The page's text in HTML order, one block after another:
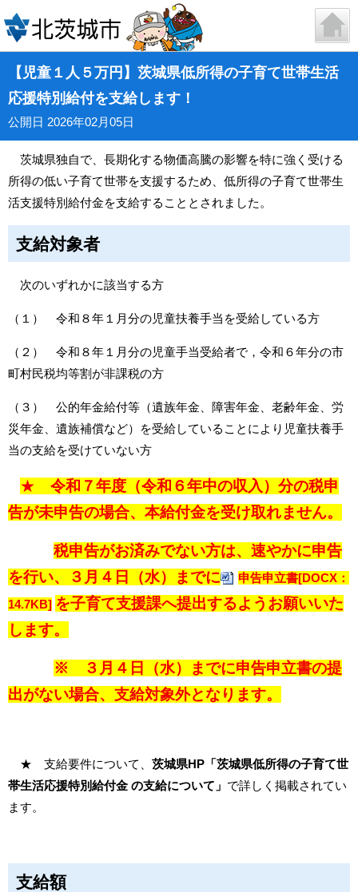
【児童１人５万円】茨城県低所得の子育て世帯生活
応援特別給付を支給します！
公開日 2026年02月05日
茨城県独自で、長期化する物価高騰の影響を特に強く受ける
所得の低い子育て世帯を支援するため、低所得の子育て世帯生
活支援特別給付金を支給することとされました。
支給対象者
次のいずれかに該当する方
（１） 令和８年１月分の児童扶養手当を受給している方
（２） 令和８年１月分の児童手当受給者で，令和６年分の市
町村民税均等割が非課税の方
（３） 公的年金給付等（遺族年金、障害年金、老齢年金、労
災年金、遺族補償など）を受給していることにより児童扶養手
当の支給を受けていない方
★ 令和７年度（令和６年中の収入）分の税申
告が未申告の場合、本給付金を受け取れません。
税申告がお済みでない方は、速やかに申告
を行い、３月４日（水）までに
申告申立書[DOCX：
14.7KB] を子育て支援課へ提出するようお願いいた
します。
※ ３月４日（水）までに申告申立書の提
出がない場合、支給対象外となります。
★ 支給要件について、 茨城県HP「茨城県低所得の子育て世
帯生活応援特別給付金 の支給について」 で詳しく掲載されてい
ます。
支給額